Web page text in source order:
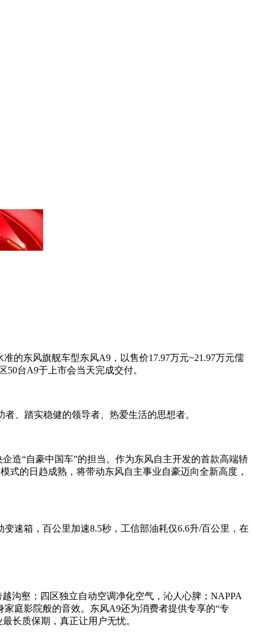
的东风旗舰车型东风A9，以售价17.97万元~21.97万元儒
台A9于上市会当天完成交付。
、踏实稳健的领导者、热爱生活的思想者。
造“自豪中国车”的担当。作为东风自主开发的首款高端轿
式的日趋成熟，将带动东风自主事业自豪迈向全新高度，
变速箱，百公里加速8.5秒，工信部油耗仅6.6升/百公里，在
壑；四区独立自动空调净化空气，沁人心脾；NAPPA
庭影院般的音效。东风A9还为消费者提供专享的“专
长质保期，真正让用户无忧。